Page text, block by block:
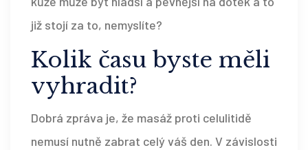
již stojí za to, nemyslíte?
Kolik času byste měli
vyhradit?
Dobrá zpráva je, že masáž proti celulitidě
nemusí nutně zabrat celý váš den. V závislosti